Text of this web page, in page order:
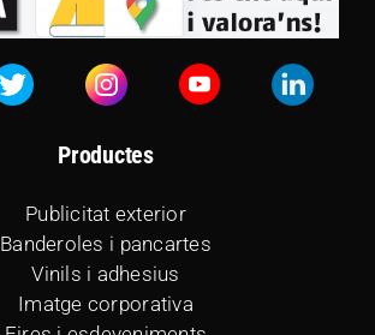
Productes
Publicitat exterior
Banderoles i pancartes
Vinils i adhesius
Imatge corporativa